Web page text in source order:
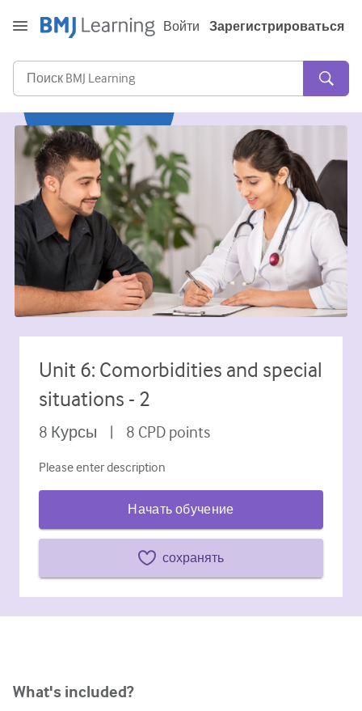
Войти Зарегистрироваться
Острая и неотложная помощь
Аллергия
Кардиология
Уход за пожилыми людьми
Навыки коммуникации
Инфекционные заболевания
Душевное здоровье
Опорно-двигательный аппарат
Офтальмология
Unit 6: Comorbidities and special
situations - 2
8 Курсы | 8 CPD points
Please enter description
Начать обучение
сохранять
What's included?